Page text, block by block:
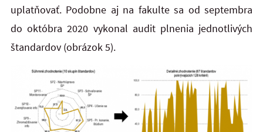
uplatňovať. Podobne aj na fakulte sa od septembra
do októbra 2020 vykonal audit plnenia jednotlivých
štandardov (obrázok 5).